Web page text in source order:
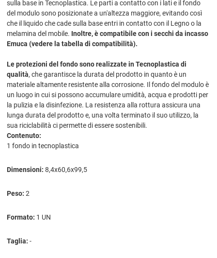
sulla base in Tecnoplastica. Le parti a contatto con i lati e il fondo
del modulo sono posizionate a un'altezza maggiore, evitando così
che il liquido che cade sulla base entri in contatto con il Legno o la
melamina del mobile. Inoltre, è compatibile con i secchi da incasso
Emuca (vedere la tabella di compatibilità).
Le protezioni del fondo sono realizzate in Tecnoplastica di
qualità, che garantisce la durata del prodotto in quanto è un
materiale altamente resistente alla corrosione. Il fondo del modulo è
un luogo in cui si possono accumulare umidità, acqua e prodotti per
la pulizia e la disinfezione. La resistenza alla rottura assicura una
lunga durata del prodotto e, una volta terminato il suo utilizzo, la
sua riciclabilità ci permette di essere sostenibili.
Contenuto:
1 fondo in tecnoplastica
Dimensioni: 8,4x60,6x99,5
Peso: 2
Formato: 1 UN
Taglia: -